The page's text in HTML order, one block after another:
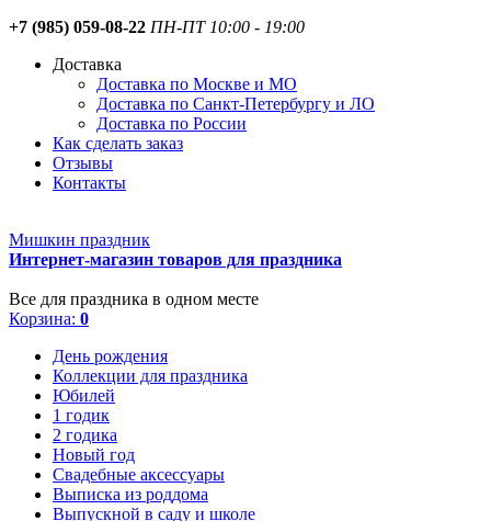
+7 (985) 059-08-22 ПН-ПТ 10:00 - 19:00
Доставка
Доставка по Москве и МО
Доставка по Санкт-Петербургу и ЛО
Доставка по России
Как сделать заказ
Отзывы
Контакты
Мишкин праздник
Интернет-магазин товаров для праздника
Все для праздника в одном месте
Корзина: 0
День рождения
Коллекции для праздника
Юбилей
1 годик
2 годика
Новый год
Свадебные аксессуары
Выписка из роддома
Выпускной в саду и школе